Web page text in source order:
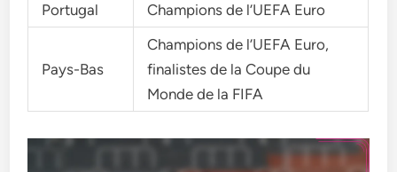
Portugal
Champions de l’UEFA Euro
Pays-Bas
Champions de l’UEFA Euro,
finalistes de la Coupe du
Monde de la FIFA